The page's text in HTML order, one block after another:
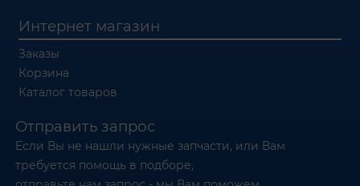
Интернет магазин
Заказы
Корзина
Каталог товаров
Отправить запрос
Если Вы не нашли нужные запчасти, или Вам
требуется помощь в подборе,